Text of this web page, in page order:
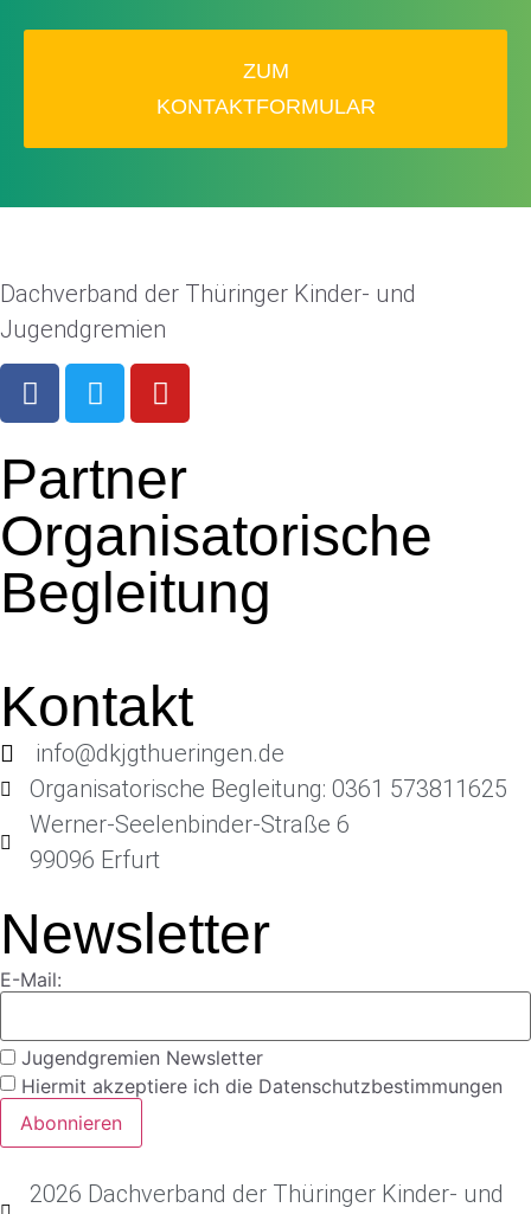
ZUM
KONTAKTFORMULAR
Dachverband der Thüringer Kinder- und
Jugendgremien
Partner
Organisatorische
Begleitung
Kontakt
info@dkjgthueringen.de
Organisatorische Begleitung: 0361 573811625
Werner-Seelenbinder-Straße 6
99096 Erfurt
Newsletter
E-Mail:
Jugendgremien Newsletter
Hiermit akzeptiere ich die Datenschutzbestimmungen
2026 Dachverband der Thüringer Kinder- und